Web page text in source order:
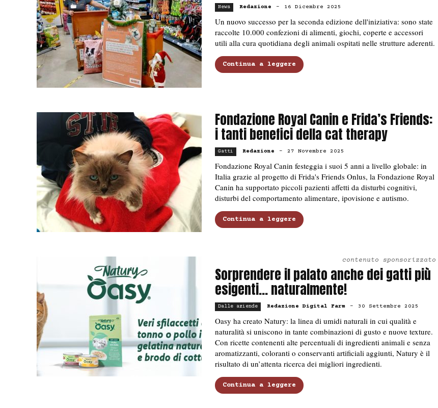
News Redazione - 16 Dicembre 2025
Un nuovo successo per la seconda edizione dell'iniziativa: sono state
raccolte 10.000 confezioni di alimenti, giochi, coperte e accessori
utili alla cura quotidiana degli animali ospitati nelle strutture aderenti.
Continua a leggere
Fondazione Royal Canin e Frida’s Friends:
i tanti benefici della cat therapy
Gatti Redazione - 27 Novembre 2025
Fondazione Royal Canin festeggia i suoi 5 anni a livello globale: in
Italia grazie al progetto di Frida's Friends Onlus, la Fondazione Royal
Canin ha supportato piccoli pazienti affetti da disturbi cognitivi,
disturbi del comportamento alimentare, ipovisione e autismo.
Continua a leggere
contenuto sponsorizzato
Sorprendere il palato anche dei gatti più
esigenti… naturalmente!
Dalle aziende Redazione Digital Farm - 30 Settembre 2025
Oasy ha creato Natury: la linea di umidi naturali in cui qualità e
naturalità si uniscono in tante combinazioni di gusto e nuove texture.
Con ricette contenenti alte percentuali di ingredienti animali e senza
aromatizzanti, coloranti o conservanti artificiali aggiunti, Natury è il
risultato di un’attenta ricerca dei migliori ingredienti.
Continua a leggere